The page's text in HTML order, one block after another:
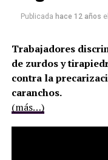
Publicada hace 12 años el
Trabajadores
de zurdos y
contra la
caranchos.
(más…)